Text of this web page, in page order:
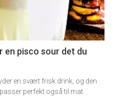
en pisco sour det du
en svært frisk drink, og den
perfekt også til mat.